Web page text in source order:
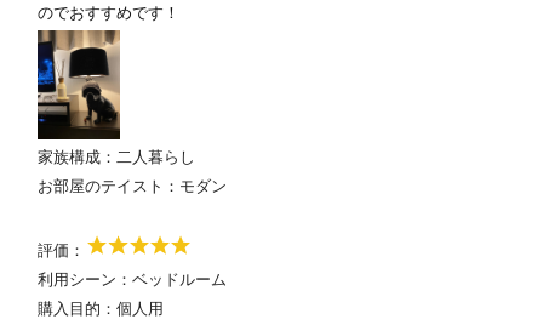
のでおすすめです！
家族構成： 二人暮らし
お部屋のテイスト： モダン
評価：
利用シーン： ベッドルーム
購入目的： 個人用